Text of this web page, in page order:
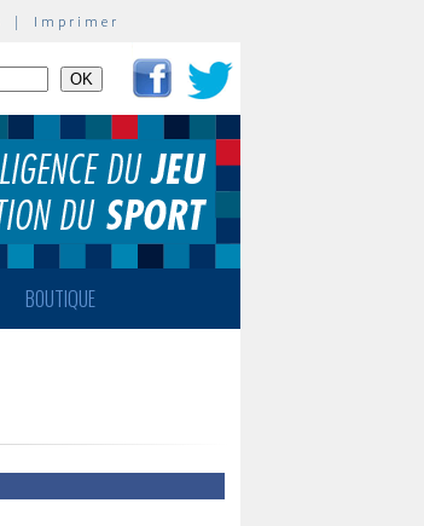
| Imprimer
BOUTIQUE